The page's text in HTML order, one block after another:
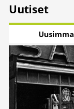
Uutiset